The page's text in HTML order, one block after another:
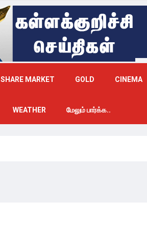
SHARE MARKET GOLD CINEMA
WEATHER மேலும் பார்க்க..